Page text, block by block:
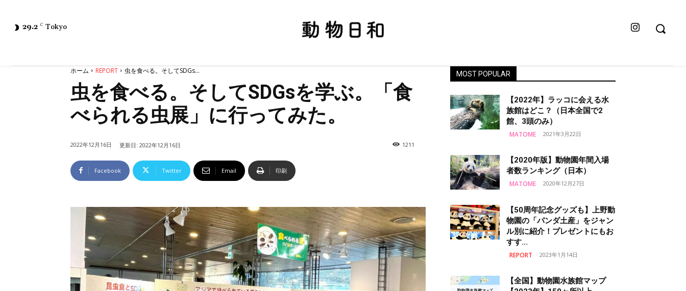
29.2 C Tokyo
ホーム REPORT 虫を食べる。そしてSDGs...
虫を食べる。そしてSDGsを学ぶ。「食
べられる虫展」に行ってみた。
2022年12月16日 更新日: 2022年12月16日 1211
Facebook Twitter Email 印刷
MOST POPULAR
【2022年】ラッコに会える水
族館はどこ？（日本全国で2
館、3頭のみ）
MATOME 2021年3月22日
【2020年版】動物園年間入場
者数ランキング（日本）
MATOME 2020年12月27日
【50周年記念グッズも】上野動
物園の「パンダ土産」をジャン
ル別に紹介！プレゼントにもお
すす...
REPORT 2023年1月14日
【全国】動物園水族館マップ